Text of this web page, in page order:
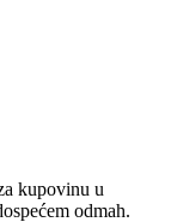
kupovinu u
odmah.